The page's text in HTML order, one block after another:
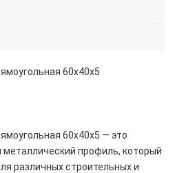
60х40х5
60х40х5 — это
профиль, который
различных строительных и